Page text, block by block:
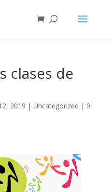
clases de
2019 | Uncategorized | 0